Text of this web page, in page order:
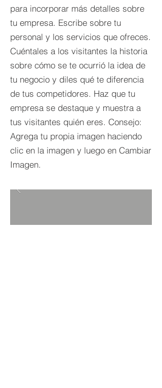
para incorporar más detalles sobre
tu empresa. Escribe sobre tu
personal y los servicios que ofreces.
Cuéntales a los visitantes la historia
sobre cómo se te ocurrió la idea de
tu negocio y diles qué te diferencia
de tus competidores. Haz que tu
empresa se destaque y muestra a
tus visitantes quién eres. Consejo:
Agrega tu propia imagen haciendo
clic en la imagen y luego en Cambiar
Imagen.